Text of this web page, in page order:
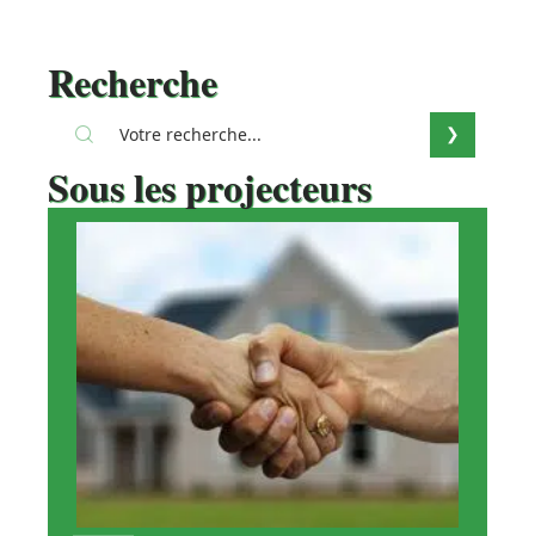
Recherche
Sous les projecteurs